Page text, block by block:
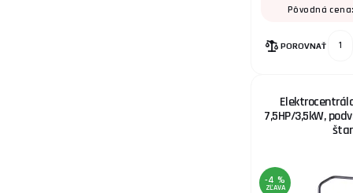
17.
Pôvodná
POROVNAŤ
7,5HP/3,5kW,
-4 %
ZĽAVA